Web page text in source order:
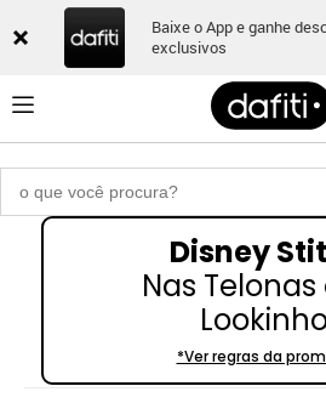
Baixe o App e ganhe
exclusivos
Disney
Nas Telonas
*Ver regras da